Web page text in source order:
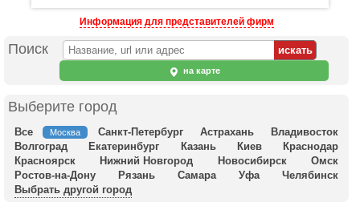
Информация для представителей фирм
Поиск
на карте
Выберите город
Все Москва Санкт-Петербург Астрахань
Владивосток
Волгоград
Екатеринбург Казань Киев
Краснодар
Красноярск
Нижний Новгород Новосибирск
Омск
Ростов-на-Дону
Рязань Самара Уфа
Челябинск
Выбрать другой город